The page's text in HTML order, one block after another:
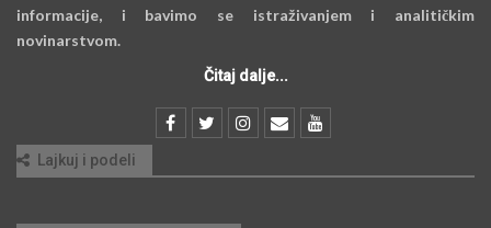
informacije, i bavimo se istraživanjem i analitičkim
novinarstvom.
Čitaj dalje...
Lajkuj i podeli